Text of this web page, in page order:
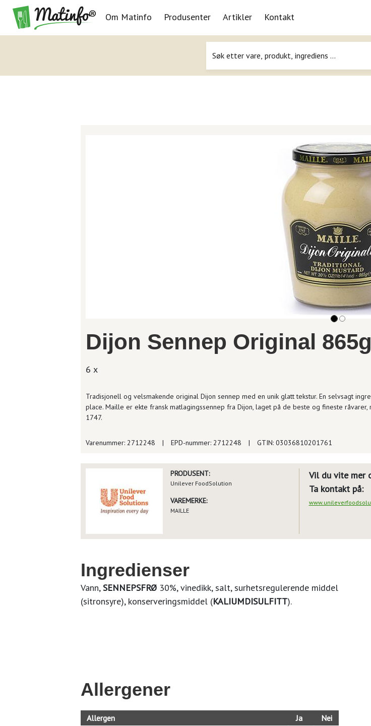
Navigasjon
Om Matinfo Produsenter Artikler Kontakt
Dijon Sennep Original
6 x
Tradisjonell og velsmakende original Dijon sennep med en unik glatt tekstur. En selvsagt
place. Maille er ekte fransk matlagingssennep fra Dijon, laget på de beste og fineste
1747.
Varenummer: 2712248 | EPD-nummer: 2712248 | GTIN: 03036810201761
PRODUSENT:
Unilever FoodSolution
VAREMERKE:
MAILLE
Vil du vite mer
Ta kontakt på:
Ingredienser
Vann,SENNEPSFRØ 30%, vinedikk, salt, surhetsregulerende middel
(sitronsyre), konserveringsmiddel (KALIUMDISULFITT).
Allergener
Allergen Ja
Nei